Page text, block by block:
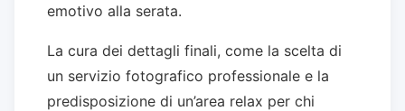
emotivo alla serata.
La cura dei dettagli finali, come la scelta di
un servizio fotografico professionale e la
predisposizione di un’area relax per chi